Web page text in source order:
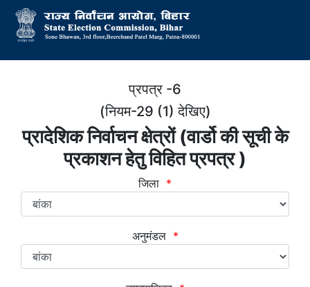
प्रपत्र -6
(नियम-29 (1) देखिए)
प्रादेशिक निर्वाचन क्षेत्रों (वार्डो की सूची के
प्रकाशन हेतु विहित प्रपत्र )
जिला *
अनुमंडल *